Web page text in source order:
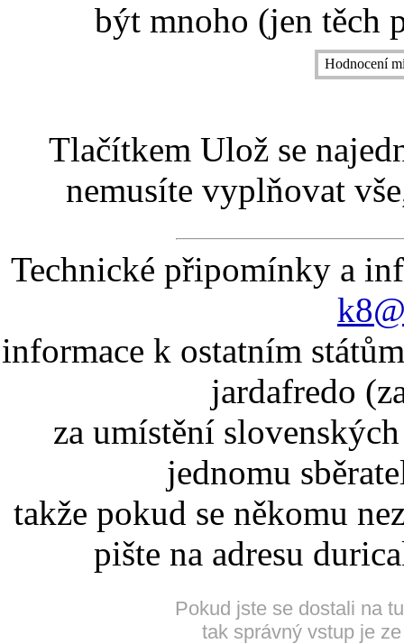
být mnoho (jen těch
Hodnocení
Tlačítkem Ulož se
nemusíte vyplňovat
Technické připomínky a
informace k ostatním
jardafredo
za umístění
jednomu
takže pokud se někomu
pište na adresu
Pokud jste se dostali na
tak správný vstup je